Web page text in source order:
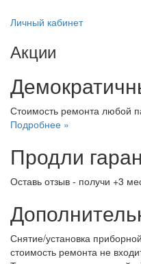
Личный кабинет
Акции
Стоимость ремонта любой
Подробнее »
Продли
Оставь отзыв - получи +3
Снятие/установка
стоимость ремонта не